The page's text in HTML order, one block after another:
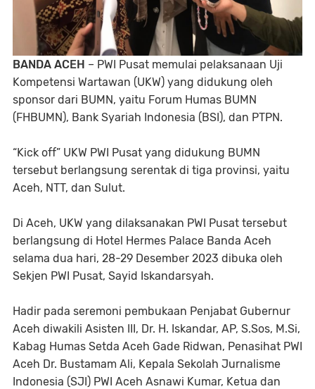
BANDA ACEH – PWI Pusat memulai pelaksanaan Uji
Kompetensi Wartawan (UKW) yang didukung oleh
sponsor dari BUMN, yaitu Forum Humas BUMN
(FHBUMN), Bank Syariah Indonesia (BSI), dan PTPN.
“Kick off” UKW PWI Pusat yang didukung BUMN
tersebut berlangsung serentak di tiga provinsi, yaitu
Aceh, NTT, dan Sulut.
Di Aceh, UKW yang dilaksanakan PWI Pusat tersebut
berlangsung di Hotel Hermes Palace Banda Aceh
selama dua hari, 28-29 Desember 2023 dibuka oleh
Sekjen PWI Pusat, Sayid Iskandarsyah.
Hadir pada seremoni pembukaan Penjabat Gubernur
Aceh diwakili Asisten III, Dr. H. Iskandar, AP, S.Sos, M.Si,
Kabag Humas Setda Aceh Gade Ridwan, Penasihat PWI
Aceh Dr. Bustamam Ali, Kepala Sekolah Jurnalisme
Indonesia (SJI) PWI Aceh Asnawi Kumar, Ketua dan